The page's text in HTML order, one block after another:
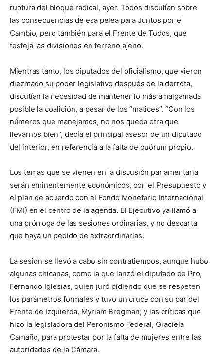
ruptura del bloque radical, ayer. Todos discutían sobre
las consecuencias de esa pelea para Juntos por el
Cambio, pero también para el Frente de Todos, que
festeja las divisiones en terreno ajeno.
Mientras tanto, los diputados del oficialismo, que vieron
diezmado su poder legislativo después de la derrota,
discutían la necesidad de mantener lo más amalgamada
posible la coalición, a pesar de los “matices”. “Con los
números que manejamos, no nos queda otra que
llevarnos bien”, decía el principal asesor de un diputado
del interior, en referencia a la falta de quórum propio.
Los temas que se vienen en la discusión parlamentaria
serán eminentemente económicos, con el Presupuesto y
el plan de acuerdo con el Fondo Monetario Internacional
(FMI) en el centro de la agenda. El Ejecutivo ya llamó a
una prórroga de las sesiones ordinarias, y no descarta
que haya un pedido de extraordinarias.
La sesión se llevó a cabo sin contratiempos, aunque hubo
algunas chicanas, como la que lanzó el diputado de Pro,
Fernando Iglesias, quien juró pidiendo que se respeten
los parámetros formales y tuvo un cruce con su par del
Frente de Izquierda, Myriam Bregman; y las críticas que
hizo la legisladora del Peronismo Federal, Graciela
Camaño, para protestar por la falta de mujeres entre las
autoridades de la Cámara.